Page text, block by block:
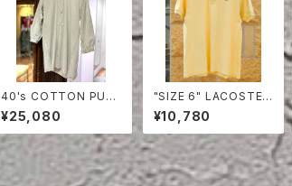
40's COTTON PULL
OVER SHIRT
¥25,080
"SIZE 6" LACOSTE
POLO SHIRT
¥10,780